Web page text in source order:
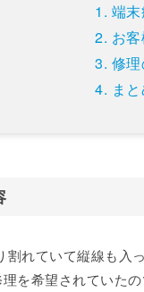
端
お
修
ま
れていて縦線も入
を希望されていた